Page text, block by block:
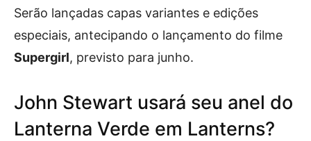
Serão lançadas capas variantes e edições
especiais, antecipando o lançamento do filme
Supergirl, previsto para junho.
John Stewart usará seu anel do
Lanterna Verde em Lanterns?